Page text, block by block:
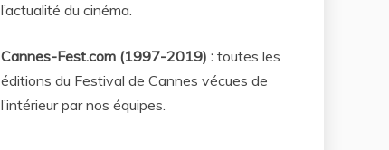
l’actualité du cinéma
Cannes-Fest.com (1997-2019) : toutes les
éditions du Festival de Cannes vécues de
l’intérieur par nos équipes.